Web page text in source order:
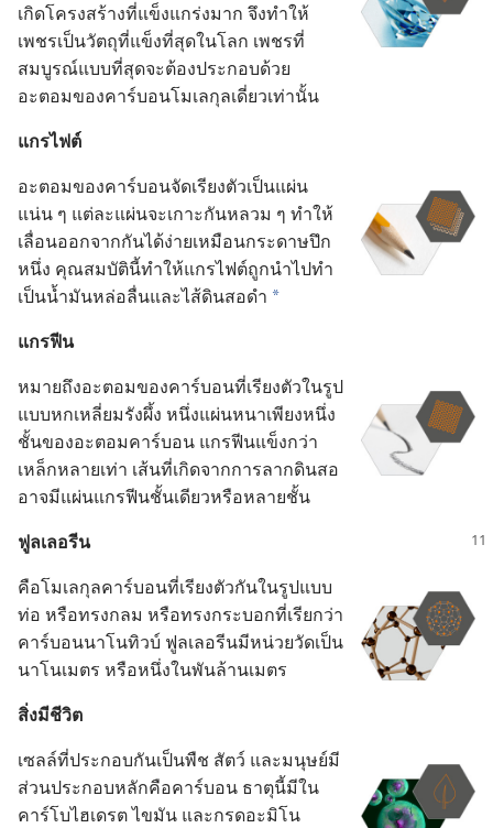
เกิด​โครง​สร้าง​ที่​แข็ง​แกร่ง​มาก จึง​ทำ​ให้​
เพชร​เป็น​วัตถุ​ที่​แข็ง​ที่​สุด​ใน​โลก เพชร​ที่​
สมบูรณ์​แบบ​ที่​สุด​จะ​ต้อง​ประกอบ​ด้วย​
อะตอม​ของ​คาร์บอน​โมเลกุล​เดี่ยว​เท่า​นั้น
แกรไฟต์
อะตอม​ของ​คาร์บอน​จัด​เรียง​ตัว​เป็น​แผ่น​
แน่น ๆ แต่​ละ​แผ่น​จะ​เกาะ​กัน​หลวม ๆ ทำ​ให้​
เลื่อน​ออก​จาก​กัน​ได้​ง่าย​เหมือน​กระดาษ​ปึก​
หนึ่ง คุณสมบัติ​นี้​ทำ​ให้​แกรไฟต์​ถูก​นำ​ไป​ทำ​
เป็น​น้ำมัน​หล่อลื่น​และ​ไส้​ดินสอ​ดำ a
แกรฟีน
หมาย​ถึง​อะตอม​ของ​คาร์บอน​ที่​เรียง​ตัว​ใน​รูป​
แบบ​หก​เหลี่ยม​รัง​ผึ้ง หนึ่ง​แผ่น​หนา​เพียง​หนึ่ง​
ชั้น​ของ​อะตอม​คาร์บอน แกรฟีน​แข็ง​กว่า​
เหล็ก​หลาย​เท่า เส้น​ที่​เกิด​จาก​การ​ลาก​ดินสอ​
อาจ​มี​แผ่น​แกรฟีน​ชั้น​เดียว​หรือ​หลาย​ชั้น
ฟูลเลอรีน
คือ​โมเลกุล​คาร์บอน​ที่​เรียง​ตัว​กัน​ใน​รูป​แบบ​
ท่อ หรือ​ทรง​กลม หรือ​ทรง​กระบอก​ที่​เรียก​ว่า​
คาร์บอน​นาโน​ทิวบ์ ฟูลเลอรีน​มี​หน่วย​วัด​เป็น​
นาโนเมตร หรือ​หนึ่ง​ใน​พัน​ล้าน​เมตร
สิ่ง​มี​ชีวิต
เซลล์​ที่​ประกอบ​กัน​เป็น​พืช สัตว์ และ​มนุษย์​มี​
ส่วน​ประกอบ​หลัก​คือ​คาร์บอน ธาตุ​นี้​มี​ใน​
คาร์โบไฮเดรต ไขมัน และ​กรด​อะมิโน